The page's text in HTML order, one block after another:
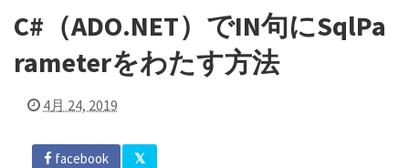
l
e
C#（ADO.NET）でIN句にSqlPa
rameterをわたす方法
4月 24, 2019
facebook